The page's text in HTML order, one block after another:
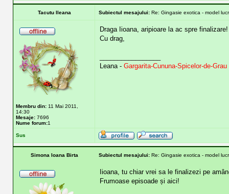
Tacutu Ileana Subiectul mesajului: Re: Gingasie exotica - model
Membru din: 11 Mai 2011,
14:30
Mesaje: 7696
Nume forum:1
Draga Iioana, aripioare la ac spre finalizare!
Cu drag,
Leana - Gargarita-Cununa-Spicelor-de-Grau
Sus
Simona Ioana Birta Subiectul mesajului: Re: Gingasie exotica - model
Iioana, tu chiar vrei sa le finalizezi pe
Frumoase episoade și aici!